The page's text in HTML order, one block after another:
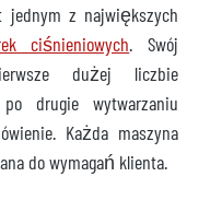
z największych
ciśnieniowych. Swój
dużej liczbie
drugie wytwarzaniu
Każda maszyna
do wymagań klienta.